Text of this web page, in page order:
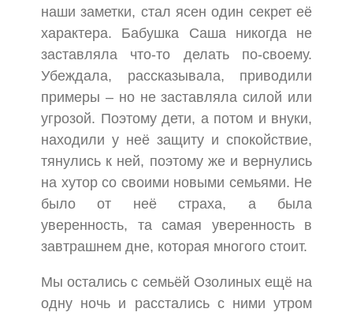
наши заметки, стал ясен один секрет её
характера. Бабушка Саша никогда не
заставляла что-то делать по-своему.
Убеждала, рассказывала, приводили
примеры – но не заставляла силой или
угрозой. Поэтому дети, а потом и внуки,
находили у неё защиту и спокойствие,
тянулись к ней, поэтому же и вернулись
на хутор со своими новыми семьями. Не
было от неё страха, а была
уверенность, та самая уверенность в
завтрашнем дне, которая многого стоит.
Мы остались с семьёй Озолиных ещё на
одну ночь и расстались с ними утром